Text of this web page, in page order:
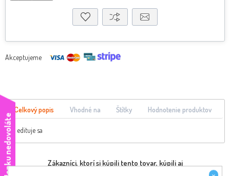
Akceptujeme
Celkový popis Vhodné na Štítky Hodnotenie produktov
edituje sa
Zákazníci, ktorí si kúpili tento tovar, kúpili aj